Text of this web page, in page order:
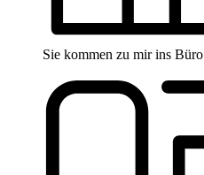
Sie kommen zu mir ins Büro